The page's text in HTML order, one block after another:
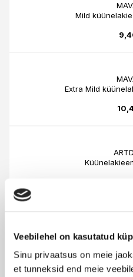
Veebilehel on kasutatud
Sinu privaatsus on meie
et tunneksid end meie
Mild
Extra Mild